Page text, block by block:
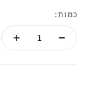
כמות: